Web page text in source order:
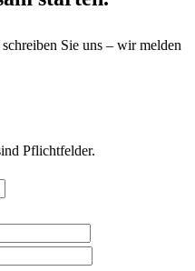
Sie uns – wir melden
Pflichtfelder.